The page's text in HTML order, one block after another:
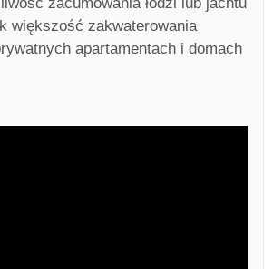
większość zakwaterowania
apartamentach i domach